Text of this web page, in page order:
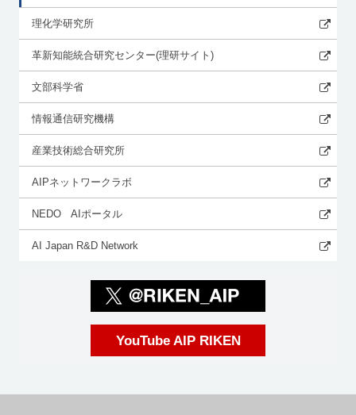
理化学研究所
革新知能統合研究センター(理研サイト)
文部科学省
情報通信研究機構
産業技術総合研究所
AIPネットワークラボ
NEDO AIポータル
AI Japan R&D Network
YouTube AIP RIKEN